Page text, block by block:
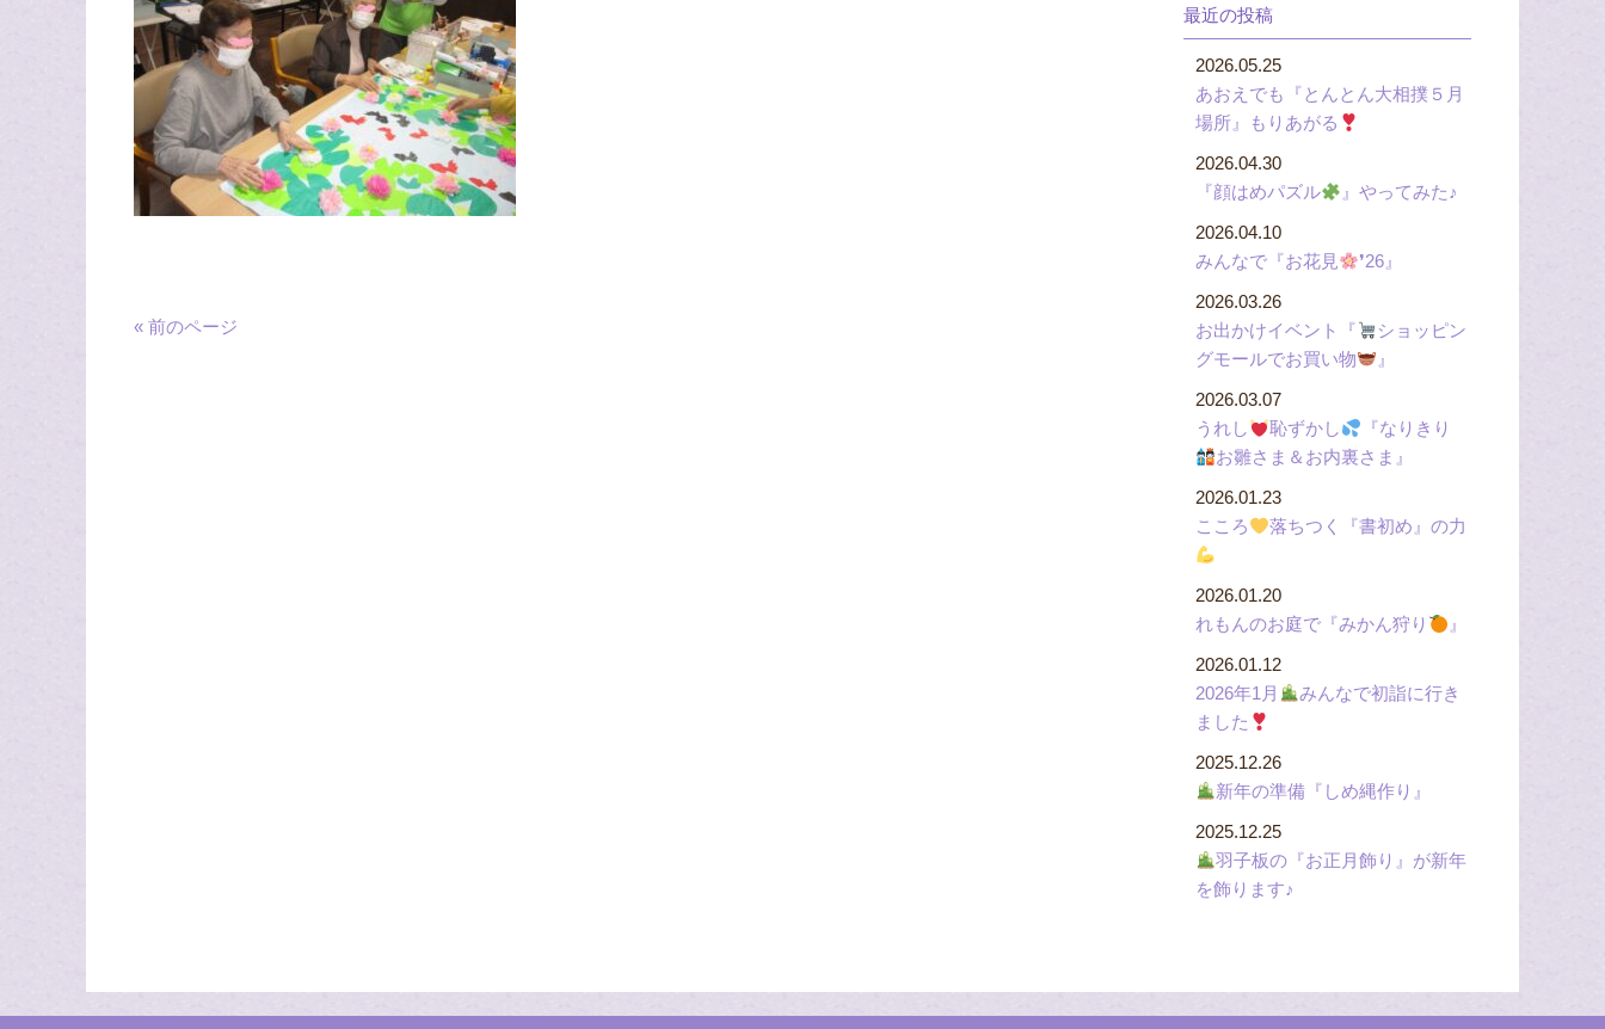
« 前のページ
最近の投稿
あおえでも『とんとん大相撲５月
場所』もりあがる
2026.05.25
『顔はめパズル 』やってみた♪
2026.04.30
みんなで『お花見 ❜26』
2026.04.10
お出かけイベント『
ショッピン
グモールでお買い物
』
2026.03.26
うれし 恥ずかし
『なりきり
お雛さま＆お内裏さま』
2026.03.07
こころ 落ちつく『書初め』の力
2026.01.23
れもんのお庭で『みかん狩り 』
2026.01.20
2026年1月
みんなで初詣に行き
ました
2026.01.12
新年の準備『しめ縄作り』
2025.12.26
羽子板の『お正月飾り』が新年
を飾ります♪
2025.12.25